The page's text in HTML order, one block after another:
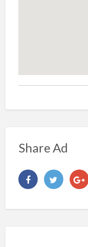
Share Ad